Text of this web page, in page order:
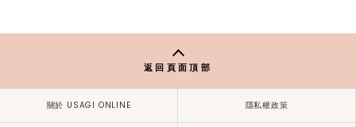
返回頁面頂部
關於 USAGI ONLINE 隱私權政策